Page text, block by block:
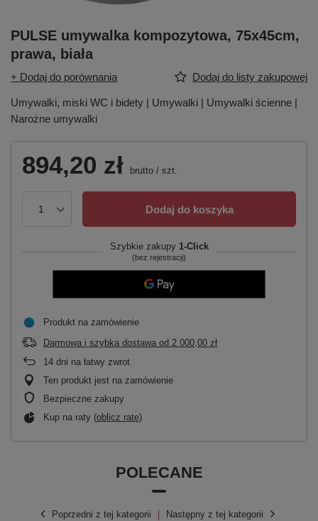
PULSE umywalka kompozytowa, 75x45cm,
prawa, biała
+ Dodaj do porównania Dodaj do listy zakupowej
Umywalki, miski WC i bidety | Umywalki | Umywalki ścienne |
Narożne umywalki
894,20 zł brutto / szt.
Dodaj do koszyka
Szybkie zakupy 1-Click
(bez rejestracji)
Produkt na zamówienie
Darmowa i szybka dostawa od 2 000,00 zł
14 dni na łatwy zwrot
Ten produkt jest na zamówienie
Bezpieczne zakupy
Kup na raty (oblicz ratę)
POLECANE
Poprzedni z tej kategorii Następny z tej kategorii